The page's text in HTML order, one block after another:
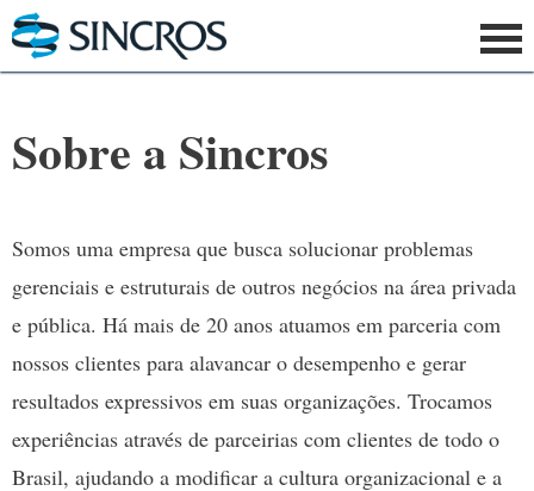
Sobre a Sincros
Somos uma empresa que busca solucionar problemas
gerenciais e estruturais de outros negócios na área privada
e pública. Há mais de 20 anos atuamos em parceria com
nossos clientes para alavancar o desempenho e gerar
resultados expressivos em suas organizações. Trocamos
experiências através de parceirias com clientes de todo o
Brasil, ajudando a modificar a cultura organizacional e a